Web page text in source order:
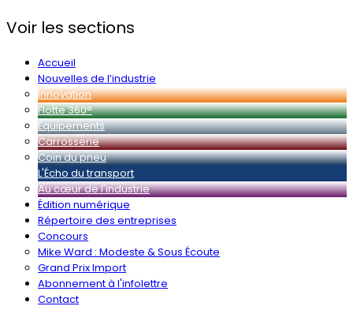
Voir les sections
Accueil
Nouvelles de l’industrie
Innovation
Flotte 360°
Équipements
Carrosserie
Coin du pneu
L'Écho du transport
Au cœur de l'industrie
Édition numérique
Répertoire des entreprises
Concours
Mike Ward : Modeste & Sous Écoute
Grand Prix Import
Abonnement à l'infolettre
Contact